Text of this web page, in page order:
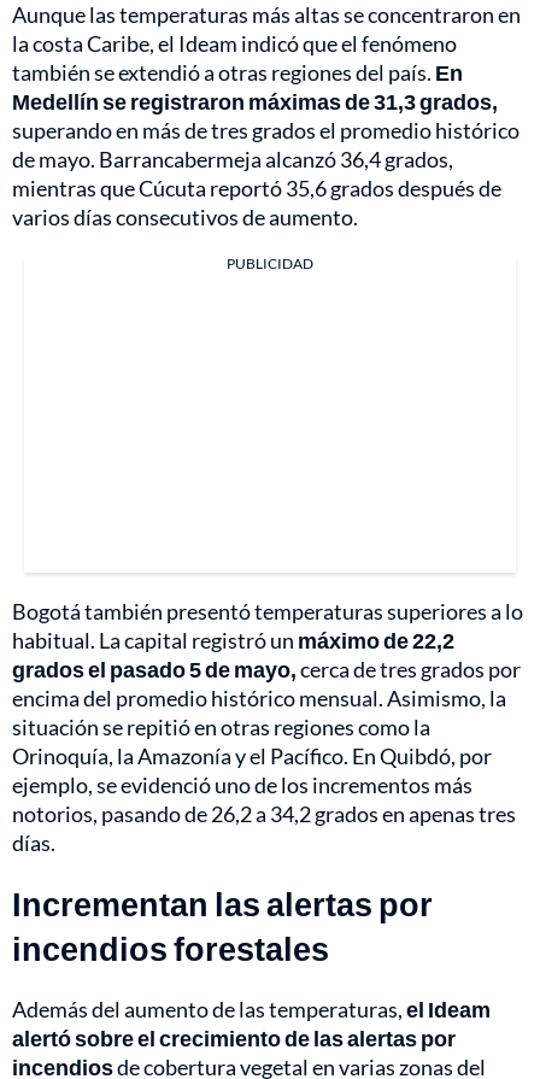
Aunque las temperaturas más altas se concentraron en
la costa Caribe, el Ideam indicó que el fenómeno
también se extendió a otras regiones del país. En
Medellín se registraron máximas de 31,3 grados,
superando en más de tres grados el promedio histórico
de mayo. Barrancabermeja alcanzó 36,4 grados,
mientras que Cúcuta reportó 35,6 grados después de
varios días consecutivos de aumento.
PUBLICIDAD
Bogotá también presentó temperaturas superiores a lo
habitual. La capital registró un máximo de 22,2
grados el pasado 5 de mayo,cerca de tres grados por
encima del promedio histórico mensual. Asimismo, la
situación se repitió en otras regiones como la
Orinoquía, la Amazonía y el Pacífico. En Quibdó, por
ejemplo, se evidenció uno de los incrementos más
notorios, pasando de 26,2 a 34,2 grados en apenas tres
días.
Incrementan las alertas por
incendios forestales
Además del aumento de las temperaturas,el Ideam
alertó sobre el crecimiento de las alertas por
incendiosde cobertura vegetal en varias zonas del